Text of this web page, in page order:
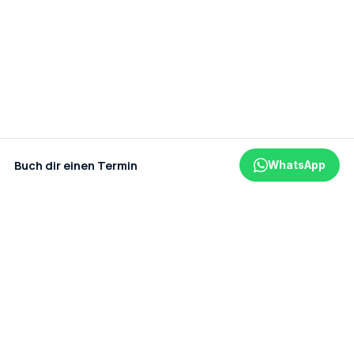
Buch dir einen Termin WhatsApp